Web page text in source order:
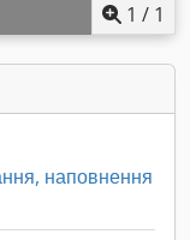
1 / 1
наповнення